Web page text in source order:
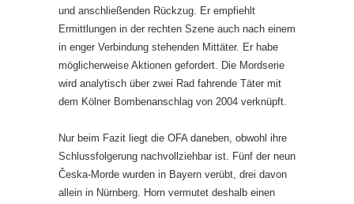
und anschließenden Rückzug. Er empfiehlt
Ermittlungen in der rechten Szene auch nach einem
in enger Verbindung stehenden Mittäter. Er habe
möglicherweise Aktionen gefordert. Die Mordserie
wird analytisch über zwei Rad fahrende Täter mit
dem Kölner Bombenanschlag von 2004 verknüpft.
Nur beim Fazit liegt die OFA daneben, obwohl ihre
Schlussfolgerung nachvollziehbar ist. Fünf der neun
Česka-Morde wurden in Bayern verübt, drei davon
allein in Nürnberg. Horn vermutet deshalb einen